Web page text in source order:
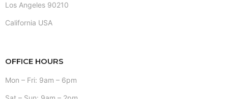
Los Angeles 90210
California USA
OFFICE HOURS
Mon – Fri: 9am – 6pm